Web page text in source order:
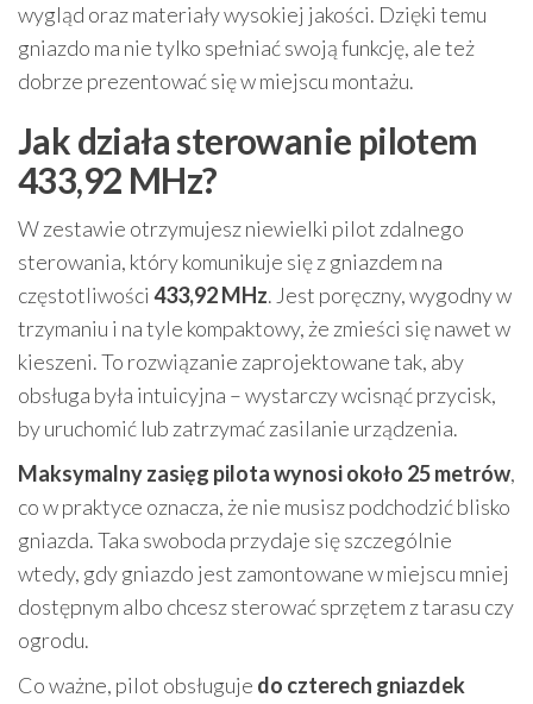
wygląd oraz materiały wysokiej jakości. Dzięki temu
gniazdo ma nie tylko spełniać swoją funkcję, ale też
dobrze prezentować się w miejscu montażu.
Jak działa sterowanie pilotem
433,92 MHz?
W zestawie otrzymujesz niewielki pilot zdalnego
sterowania, który komunikuje się z gniazdem na
częstotliwości 433,92 MHz. Jest poręczny, wygodny w
trzymaniu i na tyle kompaktowy, że zmieści się nawet w
kieszeni. To rozwiązanie zaprojektowane tak, aby
obsługa była intuicyjna – wystarczy wcisnąć przycisk,
by uruchomić lub zatrzymać zasilanie urządzenia.
Maksymalny zasięg pilota wynosi około 25 metrów,
co w praktyce oznacza, że nie musisz podchodzić blisko
gniazda. Taka swoboda przydaje się szczególnie
wtedy, gdy gniazdo jest zamontowane w miejscu mniej
dostępnym albo chcesz sterować sprzętem z tarasu czy
ogrodu.
Co ważne, pilot obsługuje do czterech gniazdek